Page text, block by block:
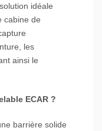
idéale
cabine de
les
ainsi le
ECAR ?
barrière solide